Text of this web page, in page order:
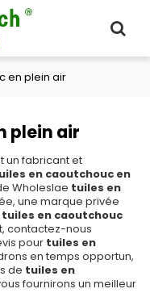
en plein air
plein air
un fabricant et
en caoutchouc en
Wholeslae tuiles en
une marque privée
tuiles en caoutchouc
contactez-nous
pour tuiles en
en temps opportun,
de tuiles en
fournirons un meilleur